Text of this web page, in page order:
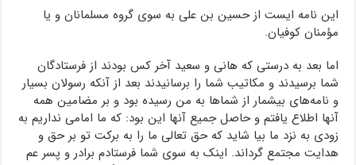
این نامه ‌ایست از حسین بن علی به سوی گروه مسلمانان و یا
مؤمنان کوفیان.
اما بعد به درستی که هانی و سعید آخر کس بودند از فرستادگان
شما برسیدند و مکاتیب شما را برسانیدند بعد از آنکه رسولان بسیار
و نامه‌های بیشمار از شماها به من رسیده بود و بر مضامین همه
آنها اطلاع یافتم و حاصل جمیع آنها این بود: که ما امامی نداریم به
زودی به نزد ما بیا شاید که حق تعالی ما را به برکت تو بر حق و
هدایت مجتمع گرداند. اینک به سوی شما فرستادم برادر و پسر عم